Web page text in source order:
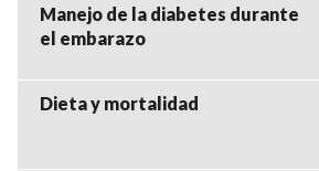
Manejo de la diabetes durante
el embarazo
Dieta y mortalidad